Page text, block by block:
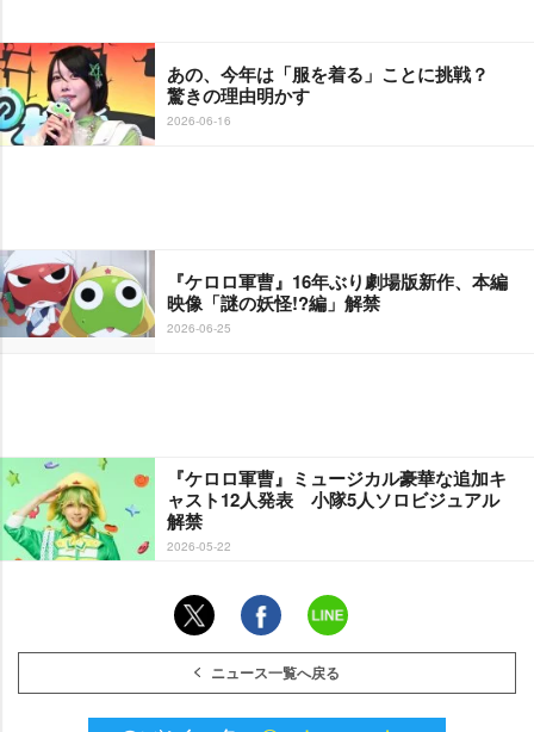
あの、今年は「服を着る」ことに挑戦？
驚きの理由明かす
2026-06-16
『ケロロ軍曹』16年ぶり劇場版新作、本編
映像「謎の妖怪!?編」解禁
2026-06-25
『ケロロ軍曹』ミュージカル豪華な追加キ
ャスト12人発表 小隊5人ソロビジュアル
解禁
2026-05-22
ニュース一覧へ戻る